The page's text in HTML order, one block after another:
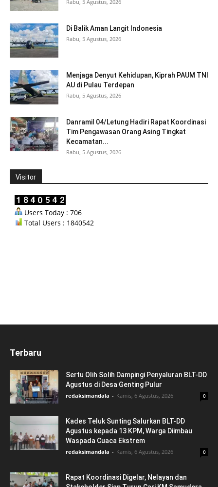
Rabu, 5 Agustus, 2026
Di Balik Aman Langit Indonesia
Rabu, 5 Agustus, 2026
Menjaga Denyut Kehidupan, Kiprah PAUM TNI
AU di Pulau Terdepan
Rabu, 5 Agustus, 2026
Danramil 04/Letung Hadiri Rapat Koordinasi
Tim Pengawasan Orang Asing Tingkat
Kecamatan...
Rabu, 5 Agustus, 2026
Visitor
Users Today : 706
Total Users : 1840542
Terbaru
Sertu Olih Solih Dampingi Penyaluran BLT-DD
Agustus di Desa Genting Pulur
redaksimandala - Kamis, 6 Agustus, 2026 0
Kades Teluk Sunting Salurkan BLT-DD
Agustus kepada 13 KPM, Warga Diimbau
Waspada Cuaca Ekstrem
redaksimandala - Kamis, 6 Agustus, 2026 0
Rapat Koordinasi Digelar, Nelayan dan